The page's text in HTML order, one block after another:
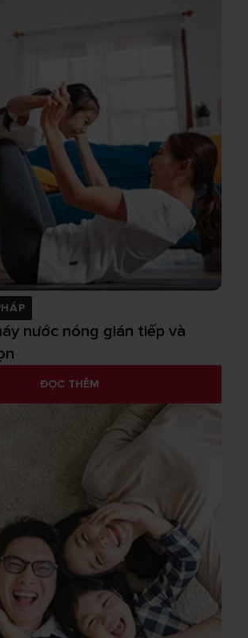
nước nóng gián tiếp và
ĐỌC THÊM